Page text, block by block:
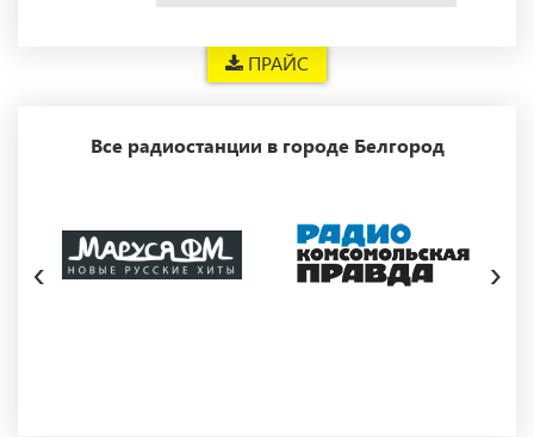
ПРАЙС
Все радиостанции в городе Белгород
‹ ›